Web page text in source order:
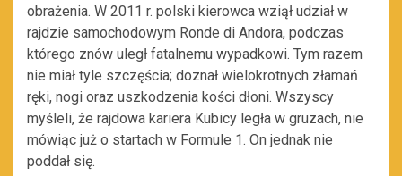
obrażenia. W 2011 r. polski kierowca wziął udział w
rajdzie samochodowym Ronde di Andora, podczas
którego znów uległ fatalnemu wypadkowi. Tym razem
nie miał tyle szczęścia; doznał wielokrotnych złamań
ręki, nogi oraz uszkodzenia kości dłoni. Wszyscy
myśleli, że rajdowa kariera Kubicy legła w gruzach, nie
mówiąc już o startach w Formule 1. On jednak nie
poddał się.